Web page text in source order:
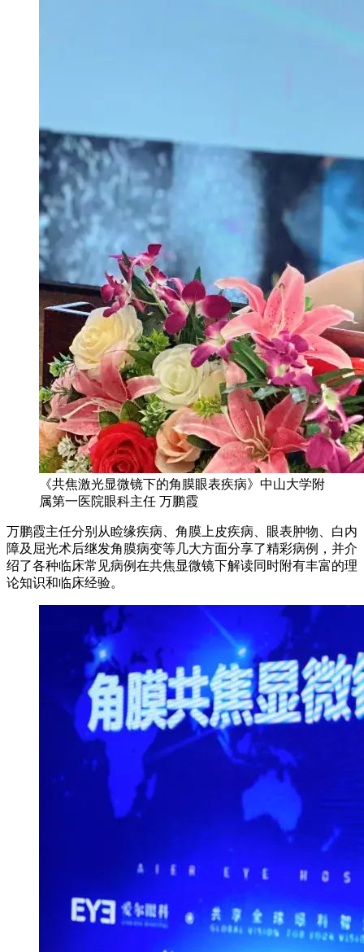
《共焦激光显微镜下的角膜眼表疾病》中山大学附
属第一医院眼科主任 万鹏霞
万鹏霞主任分别从睑缘疾病、角膜上皮疾病、眼表肿物、白内
障及屈光术后继发角膜病变等几大方面分享了精彩病例，并介
绍了各种临床常见病例在共焦显微镜下解读同时附有丰富的理
论知识和临床经验。